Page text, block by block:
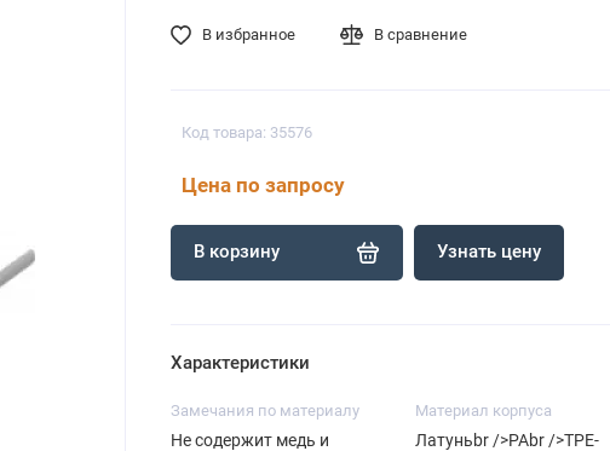
Код товара: 35576
Цена по запросу
В корзину Узнать цену
В избранное В сравнение
Характеристики
Замечания по материалу
Не содержит медь и
Материал корпуса
Латуньbr />PAbr />TPE-